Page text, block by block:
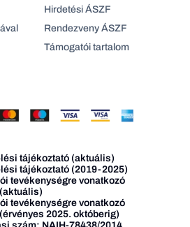
Hirdetési ÁSZF
Rendezveny ÁSZF
Támogatói tartalom
tájékoztató (aktuális)
tájékoztató (2019-2025)
tevékenységre vonatkozó
tevékenységre vonatkozó
2025. októberig)